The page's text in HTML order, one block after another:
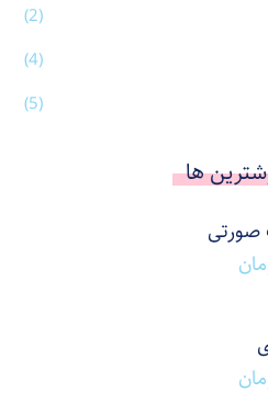
(2)
(4)
(5)
ها
صورتی